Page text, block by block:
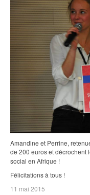
Amandine et Perrine,
de 200 euros et décrochent
social en Afrique !
Félicitations à tous !
11 mai 2015